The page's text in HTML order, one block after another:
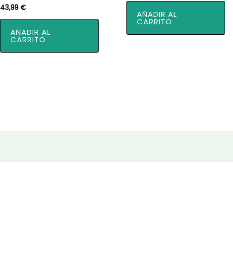
43,99€
AÑADIR AL
CARRITO
AÑADIR AL
CARRITO